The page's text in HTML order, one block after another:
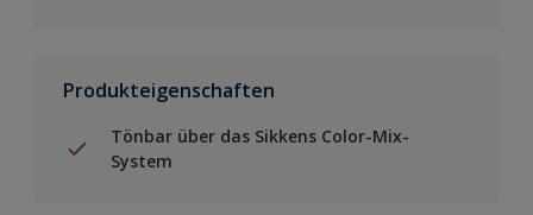
Produkteigenschaften
Tönbar über das Sikkens Color-Mix-
System